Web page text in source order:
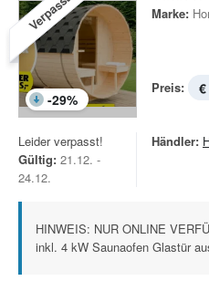
Verpasst!
-29%
Marke:
Preis:
Leider verpasst!
Gültig: 21.12. -
24.12.
Händler:
HINWEIS: NUR ONLINE
inkl. 4 kW Saunaofen Glastür